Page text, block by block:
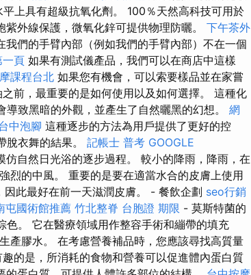
上具有超級抗氧化劑。 100％天然高科技可用於
外線保護，微氧化鋅可提供物理防曬。 下午茶外
們的手臂內部（例如我們的手臂內部）不在一個
一頁 如果有測試儀產品，我們可以在商店中這樣
課程台北 如果您有機會，可以索要樣品並在家嘗
前，最重要的是如何使用以及如何選擇。 這種化
致黑暗的外觀，並產生了自然曬黑的幻想。 網
中泡腳 這種逐步的方法為用戶提供了更好的控
脫衣舞的結果。 記帳士 普考 GOOGLE
自然日光浴的逐步過程。 較小的降雨，降雨，在
烈的中風。 重要的是要在適當水合的皮膚上使用
此最好在前一天滋潤皮膚。 - 餐飲企劃 seo行銷
屯國術館推薦 竹北整脊 台胞證 期限 - 莫斯特菌的
色。 它在醫療領域用作整容手術和繃帶的填充
產膠水。 在考慮營養補品時，您應該尋找高質量
的是，所消耗的食物和營養可以促進體內蛋白質